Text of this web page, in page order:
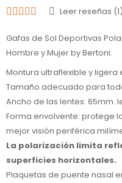
Leer reseñas (1)
Gafas de Sol Deportivas
Hombre y Mujer by Bertoni:
Montura ultraflexible y ligera
Tamaño adecuado para
Ancho de las lentes: 65mm.
Forma envolvente: protege
mejor visión periférica
La polarización limita
superficies horizontales.
Plaquetas de puente nasal